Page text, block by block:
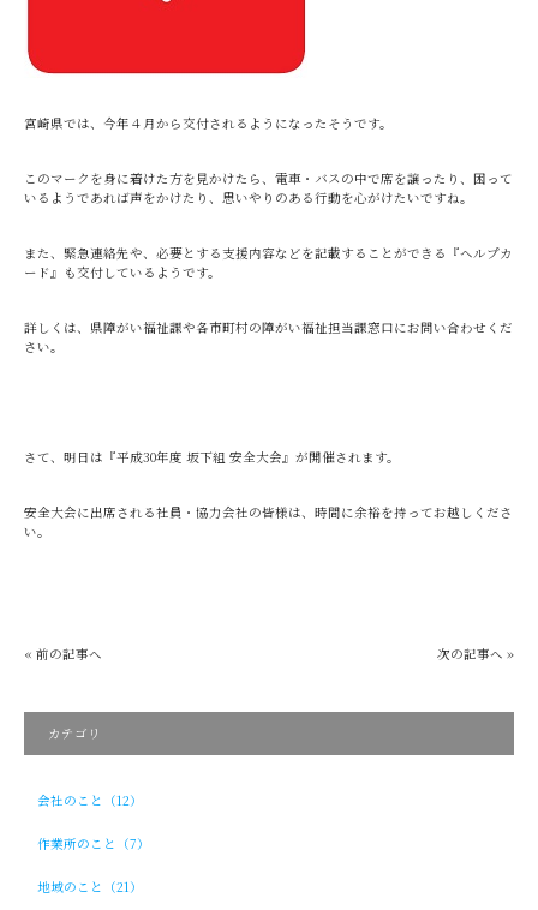
宮崎県では、今年４月から交付されるようになったそうです。
このマークを身に着けた方を見かけたら、電車・バスの中で席を譲ったり、困って
いるようであれば声をかけたり、思いやりのある行動を心がけたいですね。
また、緊急連絡先や、必要とする支援内容などを記載することができる『ヘルプカ
ード』も交付しているようです。
詳しくは、県障がい福祉課や各市町村の障がい福祉担当課窓口にお問い合わせくだ
さい。
さて、明日は『平成30年度 坂下組 安全大会』が開催されます。
安全大会に出席される社員・協力会社の皆様は、時間に余裕を持ってお越しくださ
い。
« 前の記事へ 次の記事へ »
カテゴリ
会社のこと（12）
作業所のこと（7）
地域のこと（21）